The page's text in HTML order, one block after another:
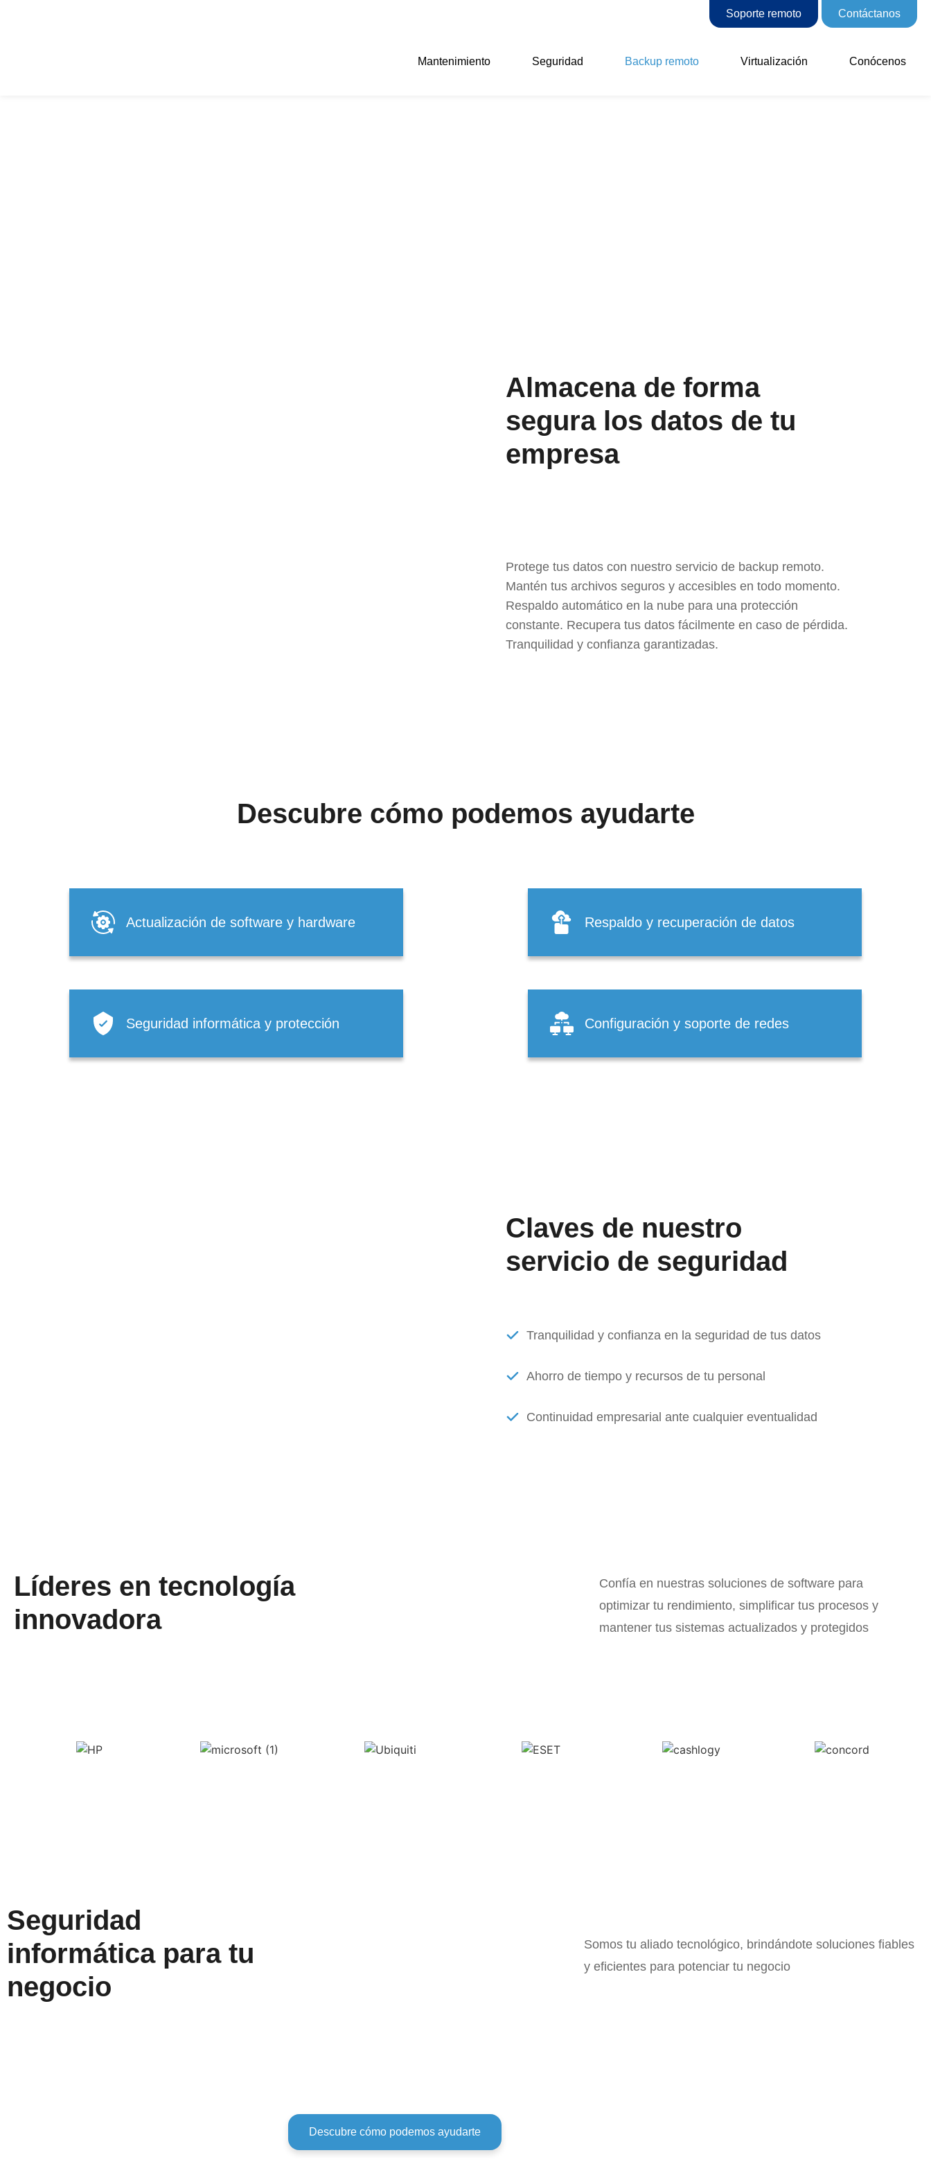
Soporte remoto Contáctanos
Mantenimiento Seguridad Backup remoto Virtualización Conócenos
Almacena de forma
segura los datos de tu
empresa
Protege tus datos con nuestro servicio de backup remoto.
Mantén tus archivos seguros y accesibles en todo momento.
Respaldo automático en la nube para una protección
constante. Recupera tus datos fácilmente en caso de pérdida.
Tranquilidad y confianza garantizadas.
Descubre cómo podemos ayudarte
Actualización de software y hardware
Seguridad informática y protección
Respaldo y recuperación de datos
Configuración y soporte de redes
Claves de nuestro
servicio de seguridad
Tranquilidad y confianza en la seguridad de tus datos
Ahorro de tiempo y recursos de tu personal
Continuidad empresarial ante cualquier eventualidad
Líderes en tecnología
innovadora
Confía en nuestras soluciones de software para
optimizar tu rendimiento, simplificar tus procesos y
mantener tus sistemas actualizados y protegidos
Seguridad
informática para tu
negocio
Somos tu aliado tecnológico, brindándote soluciones fiables
y eficientes para potenciar tu negocio
Descubre cómo podemos ayudarte